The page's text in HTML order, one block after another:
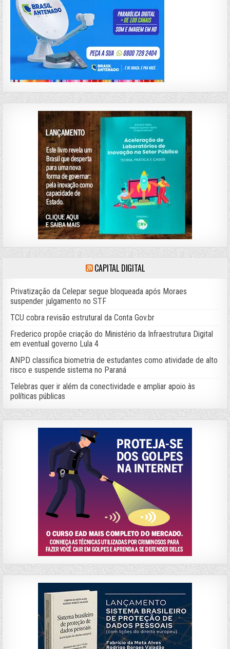
CAPITAL DIGITAL
Privatização da Celepar segue bloqueada após Moraes
suspender julgamento no STF
TCU cobra revisão estrutural da Conta Gov.br
Frederico propõe criação do Ministério da Infraestrutura Digital
em eventual governo Lula 4
ANPD classifica biometria de estudantes como atividade de alto
risco e suspende sistema no Paraná
Telebras quer ir além da conectividade e ampliar apoio às
políticas públicas